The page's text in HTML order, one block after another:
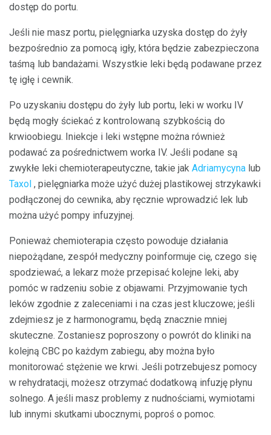
dostęp do portu.
Jeśli nie masz portu, pielęgniarka uzyska dostęp do żyły
bezpośrednio za pomocą igły, która będzie zabezpieczona
taśmą lub bandażami. Wszystkie leki będą podawane przez
tę igłę i cewnik.
Po uzyskaniu dostępu do żyły lub portu, leki w worku IV
będą mogły ściekać z kontrolowaną szybkością do
krwioobiegu. Iniekcje i leki wstępne można również
podawać za pośrednictwem worka IV. Jeśli podane są
zwykłe leki chemioterapeutyczne, takie jak Adriamycyna lub
Taxol , pielęgniarka może użyć dużej plastikowej strzykawki
podłączonej do cewnika, aby ręcznie wprowadzić lek lub
można użyć pompy infuzyjnej.
Ponieważ chemioterapia często powoduje działania
niepożądane, zespół medyczny poinformuje cię, czego się
spodziewać, a lekarz może przepisać kolejne leki, aby
pomóc w radzeniu sobie z objawami. Przyjmowanie tych
leków zgodnie z zaleceniami i na czas jest kluczowe; jeśli
zdejmiesz je z harmonogramu, będą znacznie mniej
skuteczne. Zostaniesz poproszony o powrót do kliniki na
kolejną CBC po każdym zabiegu, aby można było
monitorować stężenie we krwi. Jeśli potrzebujesz pomocy
w rehydratacji, możesz otrzymać dodatkową infuzję płynu
solnego. A jeśli masz problemy z nudnościami, wymiotami
lub innymi skutkami ubocznymi, poproś o pomoc.